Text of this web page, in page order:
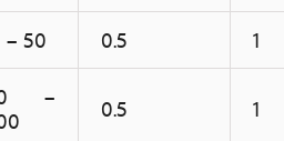
– 50 0.5 1
–
0.5 1